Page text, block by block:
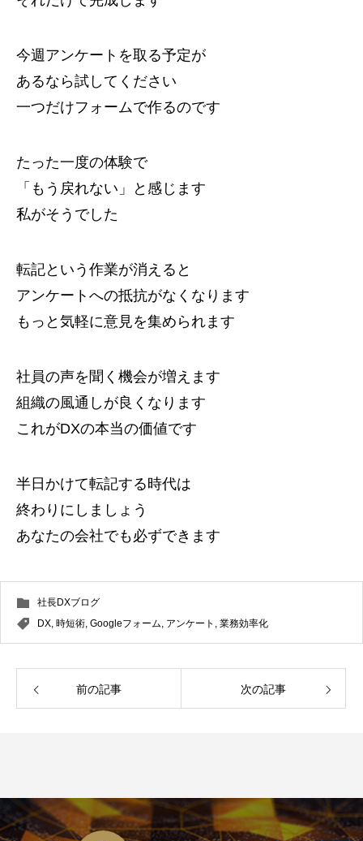
今週アンケートを取る予定が
あるなら試してください
一つだけフォームで作るのです
たった一度の体験で
「もう戻れない」と感じます
私がそうでした
転記という作業が消えると
アンケートへの抵抗がなくなります
もっと気軽に意見を集められます
社員の声を聞く機会が増えます
組織の風通しが良くなります
これがDXの本当の価値です
半日かけて転記する時代は
終わりにしましょう
あなたの会社でも必ずできます
社長DXブログ
DX, 時短術, Googleフォーム, アンケート , 業務効率化
前の記事 次の記事